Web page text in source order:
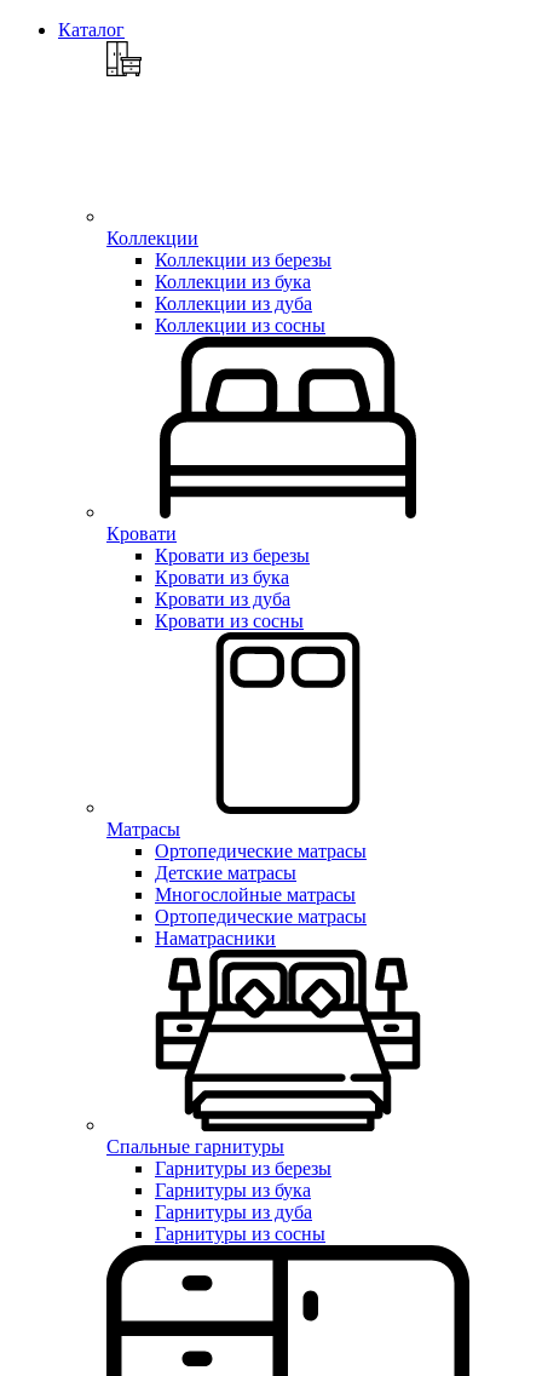
Каталог
Коллекции
Коллекции из березы
Коллекции из бука
Коллекции из дуба
Коллекции из сосны
Кровати
Кровати из березы
Кровати из бука
Кровати из дуба
Кровати из сосны
Матрасы
Ортопедические матрасы
Детские матрасы
Многослойные матрасы
Ортопедические матрасы
Наматрасники
Спальные гарнитуры
Гарнитуры из березы
Гарнитуры из бука
Гарнитуры из дуба
Гарнитуры из сосны